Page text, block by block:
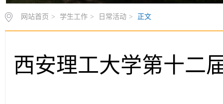
网站首页 > 学生工作 > 日常活动 > 正文
西安理工大学第十二